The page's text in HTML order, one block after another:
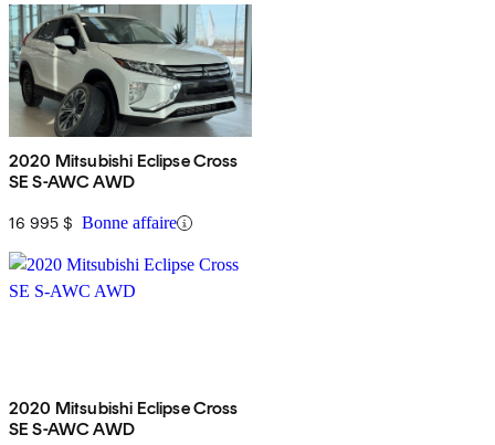
2020 Mitsubishi Eclipse Cross
SE S-AWC AWD
16 995 $ Bonne affaire
2020 Mitsubishi Eclipse Cross
SE S-AWC AWD